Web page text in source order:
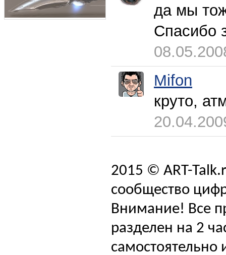
да мы
Спасибо
Mifon
круто,
2015 © ART-
сообщество
Внимание! Все
разделен на 2
самостоятельно